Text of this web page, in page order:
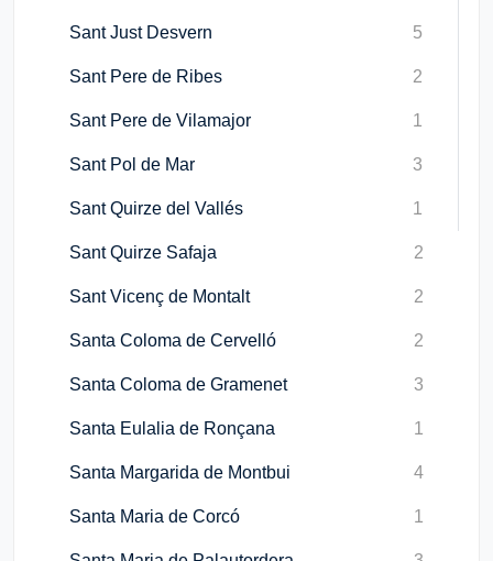
Sant Just Desvern 5
Sant Pere de Ribes 2
Sant Pere de Vilamajor 1
Sant Pol de Mar 3
Sant Quirze del Vallés 1
Sant Quirze Safaja 2
Sant Vicenç de Montalt 2
Santa Coloma de Cervelló 2
Santa Coloma de Gramenet 3
Santa Eulalia de Ronçana 1
Santa Margarida de Montbui 4
Santa Maria de Corcó 1